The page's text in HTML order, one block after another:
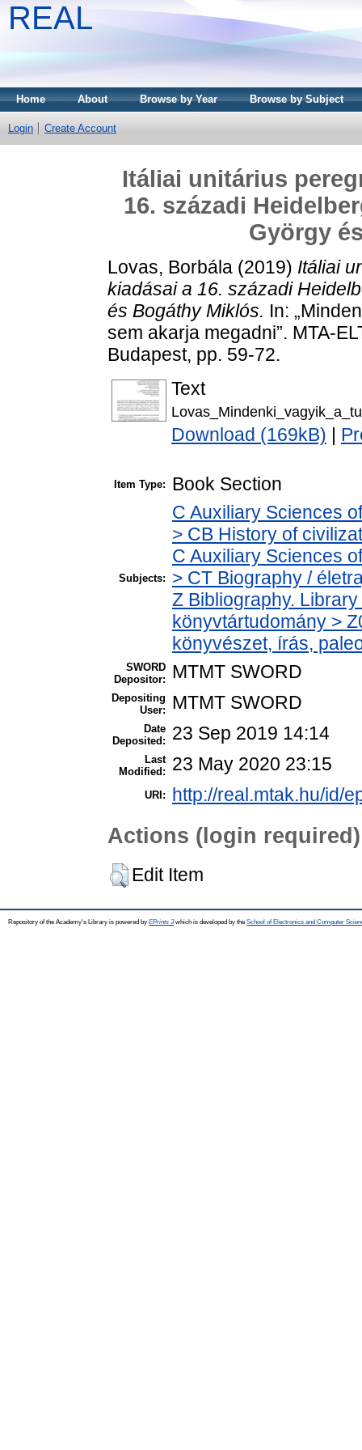
REAL
Home About Browse by Year Browse by Subject
Login Create Account
Itáliai unitárius
16. századi
György
Lovas, Borbála (2019) Itáliai
kiadásai a 16. századi
és Bogáthy Miklós. In:
sem akarja megadni”. MTA-
Budapest, pp. 59-72.
Text
Download (169kB)
Item Type: Book Section
Subjects:
C Auxiliary Sciences
> CB History of
C Auxiliary Sciences
> CT Biography /
Z Bibliography.
könyvtártudomány >
könyvészet, írás,
SWORD
Depositor:
MTMT SWORD
Depositing
User:
MTMT SWORD
Date
Deposited:
23 Sep 2019 14:14
Last
Modified:
23 May 2020 23:15
URI: http://real.mtak.hu/id/
Actions (login required)
Edit Item
Repository of the Academy's Library is powered by EPrints 3which is developed by the School of Electronics and Computer